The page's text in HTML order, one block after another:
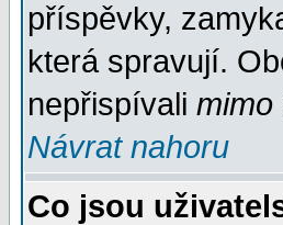
příspěvky,
která spravují.
nepřispívali mimo
Návrat nahoru
Co jsou